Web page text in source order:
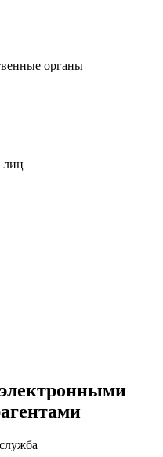
органы
лиц